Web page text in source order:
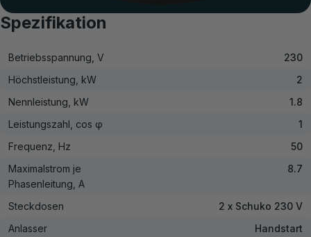
Spezifikation
Betriebsspannung, V
230
Höchstleistung, kW
2
Nennleistung, kW
1.8
Leistungszahl, cos φ
1
Frequenz, Hz
50
Maximalstrom je
Phasenleitung, A
8.7
Steckdosen
2 x Schuko 230 V
Anlasser
Handstart